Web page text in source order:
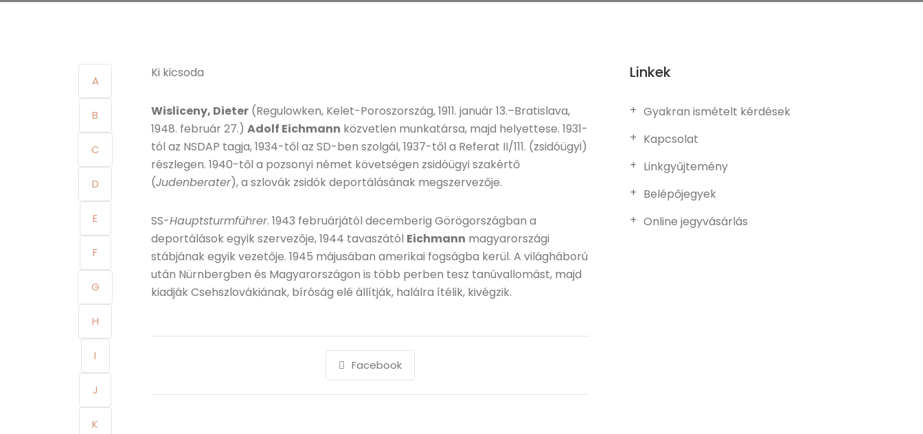
A
B
C
D
E
F
G
H
I
J
K
Ki kicsoda
Wisliceny, Dieter (Regulowken, Kelet-Poroszország, 1911. január 13.–Bratislava,
1948. február 27.)Adolf Eichmann közvetlen munkatársa, majd helyettese. 1931-
tól az NSDAP tagja, 1934-től az SD-ben szolgál, 1937-től a Referat II/111. (zsidóügyi)
részlegen. 1940-től a pozsonyi német követségen zsidóügyi szakértő
(Judenberater), a szlovák zsidók deportálásának megszervezője.
SS-Hauptsturmführer. 1943 februárjától decemberig Görögországban a
deportálások egyik szervezője, 1944 tavaszától Eichmann magyarországi
stábjának egyik vezetője. 1945 májusában amerikai fogságba kerül. A világháború
után Nürnbergben és Magyarországon is több perben tesz tanúvallomást, majd
kiadják Csehszlovákiának, bíróság elé állítják, halálra ítélik, kivégzik.
Facebook
Linkek
Gyakran ismételt kérdések
Kapcsolat
Linkgyűjtemény
Belépőjegyek
Online jegyvásárlás